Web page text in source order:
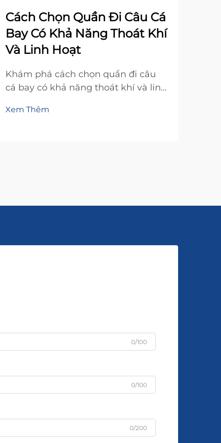
Cách Chọn Quần Đi Câu Cá
Bay Có Khả Năng Thoát Khí
Và Linh Hoạt
Khám phá cách chọn quần đi câu
cá bay có khả năng thoát khí và linh
thoáng khí, kiểu dáng vừa vặn theo
Xem Thêm
0/100
0/100
0/200